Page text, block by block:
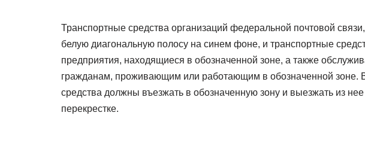
Транспортные средства организаций федеральной почтовой
белую диагональную полосу на синем фоне, и транспортные
предприятия, находящиеся в обозначенной зоне, а также
гражданам, проживающим или работающим в обозначенной зоне.
средства должны въезжать в обозначенную зону и выезжать из
перекрестке.